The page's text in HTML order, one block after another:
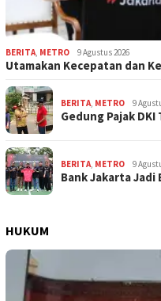
BERITA METRO 9 Agustus 2026
Utamakan Kecepatan dan
BERITA METRO 9
Gedung Pajak
BERITA METRO 9
Bank Jakarta
HUKUM